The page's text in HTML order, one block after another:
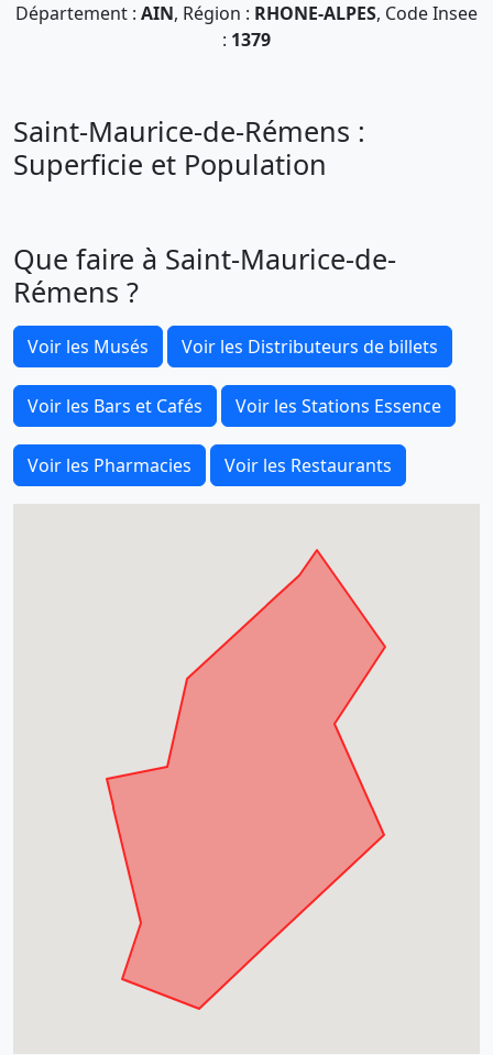
Département : AIN, Région : RHONE-ALPES, Code Insee
: 1379
Saint-Maurice-de-Rémens :
Superficie et Population
Que faire à Saint-Maurice-de-
Rémens ?
Voir les Musés Voir les Distributeurs de billets
Voir les Bars et Cafés Voir les Stations Essence
Voir les Pharmacies Voir les Restaurants